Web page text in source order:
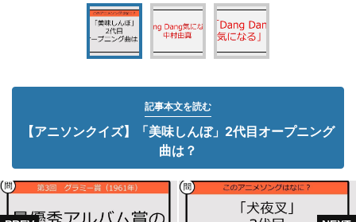
記事本文を読む
【アニソンクイズ】「美味しんぼ」2代目オープニング
曲は？